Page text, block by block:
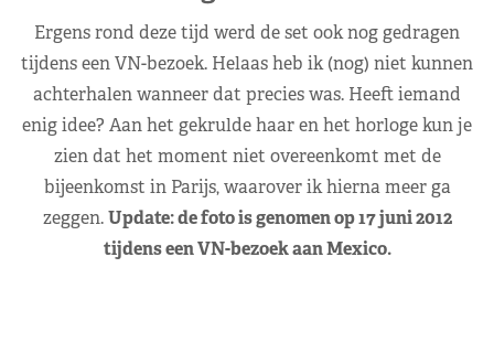
Ergens rond deze tijd werd de set ook nog gedragen
tijdens een VN-bezoek. Helaas heb ik (nog) niet kunnen
achterhalen wanneer dat precies was. Heeft iemand
enig idee? Aan het gekrulde haar en het horloge kun je
zien dat het moment niet overeenkomt met de
bijeenkomst in Parijs, waarover ik hierna meer ga
zeggen.Update: de foto is genomen op 17 juni 2012
tijdens een VN-bezoek aan Mexico.